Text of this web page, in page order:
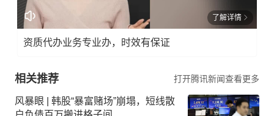
了解详情
资质代办业务专业办，时效有保证
相关推荐 打开腾讯新闻查看更多
风暴眼 | 韩股“暴富赌场”崩塌，短线散